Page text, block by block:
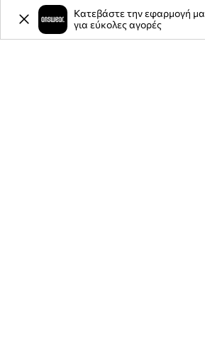
Μέθοδοι πληρωμήςΚατεβάστε την εφαρμογή
για εύκολες αγορές